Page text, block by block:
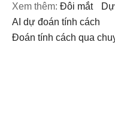
Xem thêm: đôi mắt
AI dự đoán tính cách
đoán tính cách qua